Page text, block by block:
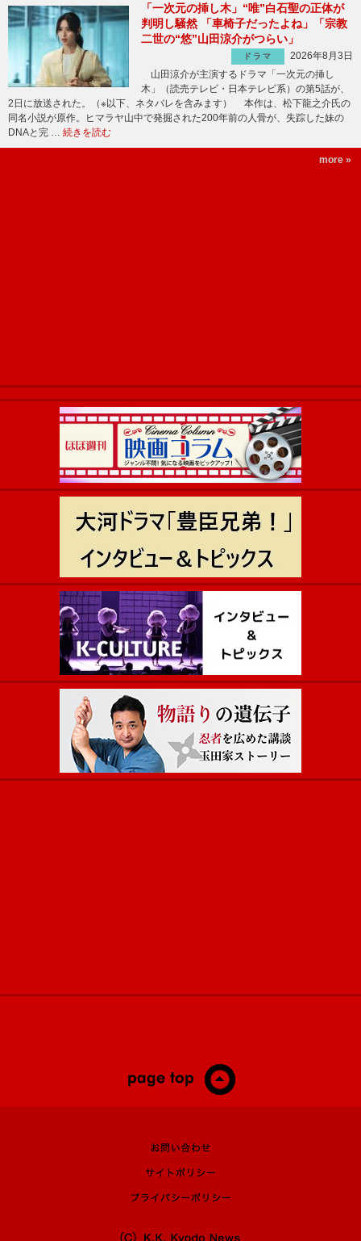
「一次元の挿し木」“唯”白石聖の正体が
判明し騒然 「車椅子だったよね」「宗教
二世の“悠”山田涼介がつらい」
ドラマ
2026年8月3日
山田涼介が主演するドラマ「一次元の挿し
木」（読売テレビ・日本テレビ系）の第5話が、
2日に放送された。（※以下、ネタバレを含みます） 本作は、松下龍之介氏の
同名小説が原作。ヒマラヤ山中で発掘された200年前の人骨が、失踪した妹の
DNAと完 … 続きを読む
more »